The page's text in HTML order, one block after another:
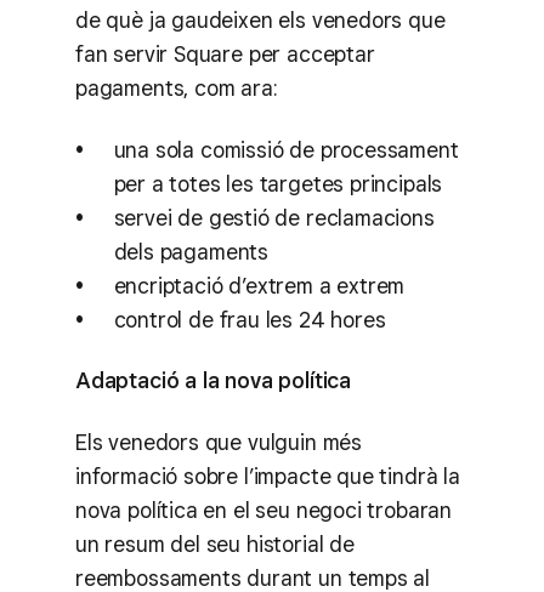
de què ja gaudeixen els venedors que
fan servir Square per acceptar
pagaments, com ara:
una sola comissió de processament
per a totes les targetes principals
servei de gestió de reclamacions
dels pagaments
encriptació d’extrem a extrem
control de frau les 24 hores
Adaptació a la nova política
Els venedors que vulguin més
informació sobre l’impacte que tindrà la
nova política en el seu negoci trobaran
un resum del seu historial de
reembossaments durant un temps al